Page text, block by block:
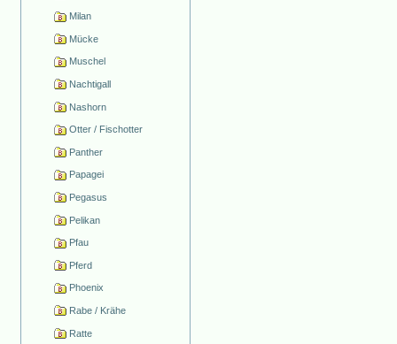
Milan
Mücke
Muschel
Nachtigall
Nashorn
Otter / Fischotter
Panther
Papagei
Pegasus
Pelikan
Pfau
Pferd
Phoenix
Rabe / Krähe
Ratte